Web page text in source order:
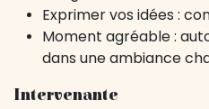
Exprimer vos idées :
Moment agréable :
dans une ambiance
Intervenante